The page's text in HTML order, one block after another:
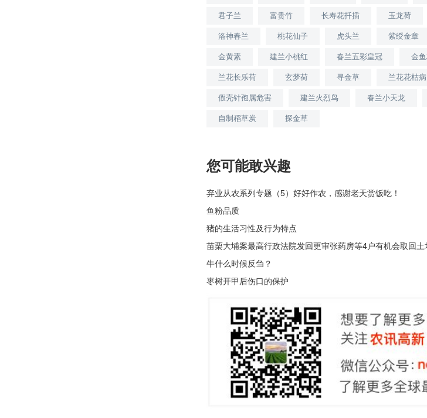
君子兰 富贵竹 长寿花扦插 玉龙荷
洛神春兰 桃花仙子 虎头兰 紫绶金章
金黄素 建兰小桃红 春兰五彩皇冠 金
兰花长乐荷 玄梦荷 寻金草 兰花花枯病
假壳针孢属危害 建兰火烈鸟 春兰小天龙
自制稻草炭 探金草
您可能敢兴趣
弃业从农系列专题（5）好好作农，感谢老天赏饭吃！
鱼粉品质
猪的生活习性及行为特点
苗栗大埔案最高行政法院发回更审张药房等4户有机会取回土
牛什么时候反刍？
枣树开甲后伤口的保护